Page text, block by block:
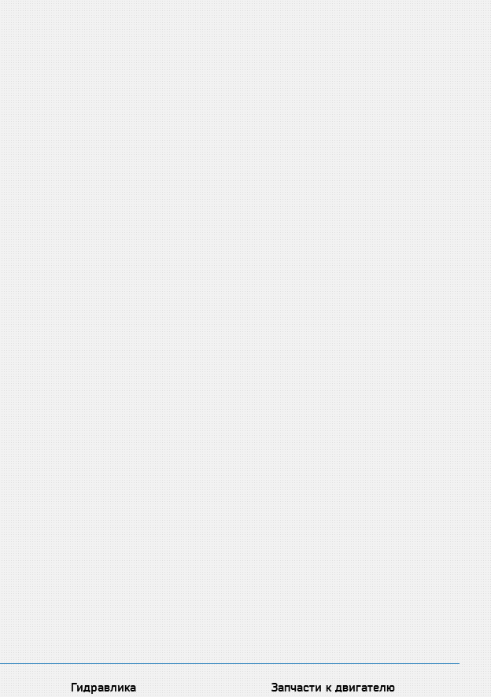
Гидравлика Запчасти к двигателю